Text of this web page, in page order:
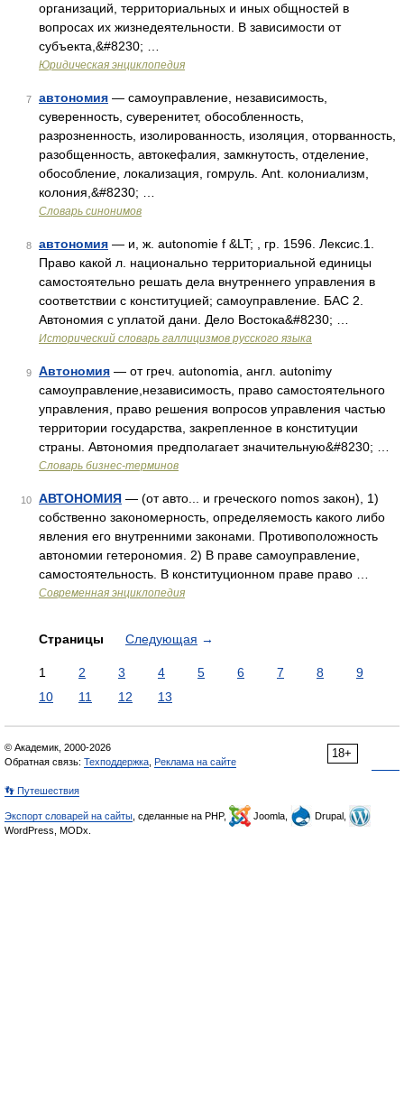
организаций, территориальных и иных общностей в
вопросах их жизнедеятельности. В зависимости от
субъекта,&#8230; …
Юридическая энциклопедия
7 автономия — самоуправление, независимость,
суверенность, суверенитет, обособленность,
разрозненность, изолированность, изоляция, оторванность,
разобщенность, автокефалия, замкнутость, отделение,
обособление, локализация, гомруль. Ant. колониализм,
колония,&#8230; …
Словарь синонимов
8 автономия — и, ж. autonomie f &LT; , гр. 1596. Лексис.1.
Право какой л. национально территориальной единицы
самостоятельно решать дела внутреннего управления в
соответствии с конституцией; самоуправление. БАС 2.
Автономия с уплатой дани. Дело Востока&#8230; …
Исторический словарь галлицизмов русского языка
9 Автономия — от греч. autonomia, англ. autonimy
самоуправление,независимость, право самостоятельного
управления, право решения вопросов управления частью
территории государства, закрепленное в конституции
страны. Автономия предполагает значительную&#8230; …
Словарь бизнес-терминов
10 АВТОНОМИЯ — (от авто... и греческого nomos закон), 1)
собственно закономерность, определяемость какого либо
явления его внутренними законами. Противоположность
автономии гетерономия. 2) В праве самоуправление,
самостоятельность. В конституционном праве право …
Современная энциклопедия
Страницы Следующая →
1 2 3 4 5 6 7 8
9
10
11 12 13
18+
© Академик, 2000-2026
Обратная связь: Техподдержка Реклама на сайте
👣 Путешествия
Экспорт словарей на сайты , сделанные на PHP, Joomla,
Drupal,
WordPress, MODx.